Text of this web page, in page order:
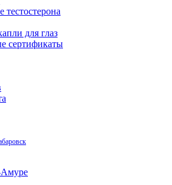
для глаз
сертификаты
Амуре